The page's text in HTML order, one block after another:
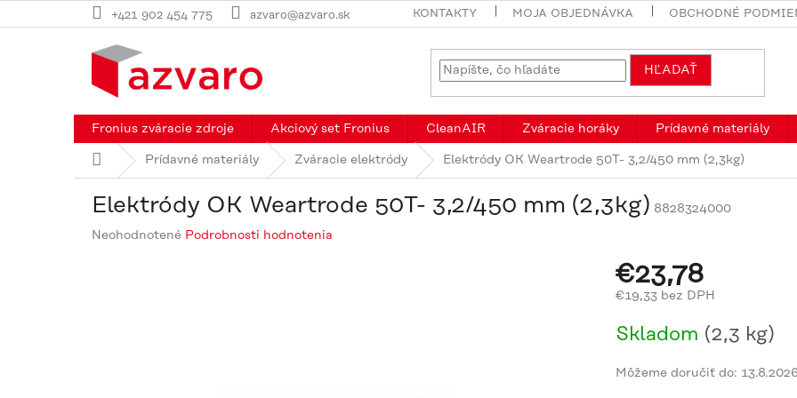
na
+421 902 454 775 azvaro@azvaro.sk KONTAKTY MOJA OBJEDNÁVKA OBCHODNÉ
HĽADAŤ
Fronius zváracie zdroje Akciový set Fronius CleanAIR Zváracie horáky Prídavné materiály
DomovPrídavné materiály Zváracie elektródy Elektródy OK Weartrode 50T- 3,2/450 mm (2,3kg)
Elektródy OK Weartrode 50T- 3,2/450 mm (2,3kg) 8828324000
Priemerné
Neohodnotené Podrobnosti hodnotenia
€23,78
€19,33 bez DPH
cena:
Skladom (2,3 kg)
Môžeme doručiť do: 13.8.2026